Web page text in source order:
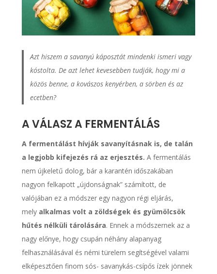
Azt hiszem a savanyú káposztát mindenki ismeri vagy
kóstolta. De azt lehet kevesebben tudják, hogy mi a
közös benne, a kovászos kenyérben, a sörben és az
ecetben?
A VÁLASZ A FERMENTÁLÁS
A fermentálást hívják savanyításnak is, de talán
a legjobb kifejezés rá az erjesztés. A fermentálás
nem újkeletű dolog, bár a karantén időszakában
nagyon felkapott „újdonságnak” számított, de
valójában ez a módszer egy nagyon régi eljárás,
mely alkalmas volt a zöldségek és gyümölcsök
hűtés nélküli tárolására. Ennek a módszernek az a
nagy előnye, hogy csupán néhány alapanyag
felhasználásával és némi türelem segítségével valami
elképesztően finom sós- savanykás-csípős ízek jönnek